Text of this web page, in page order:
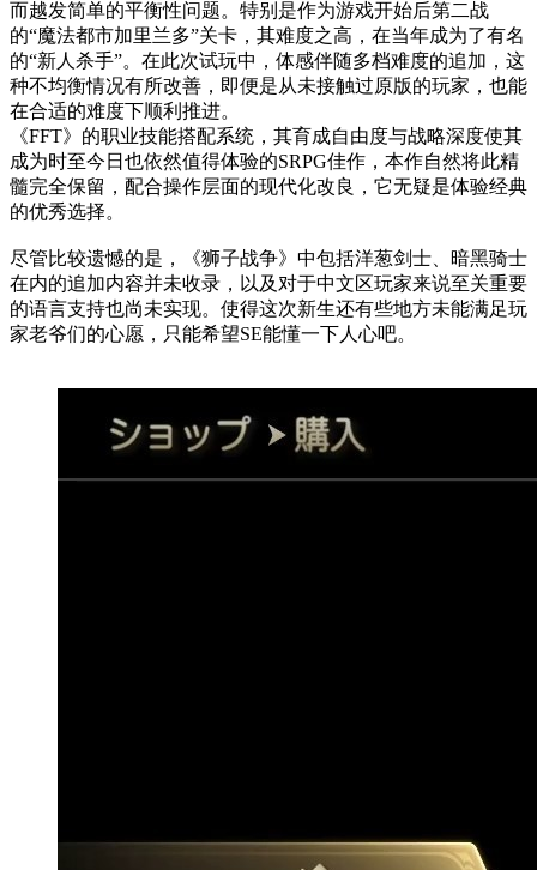
而越发简单的平衡性问题。特别是作为游戏开始后第二战
的“魔法都市加里兰多”关卡，其难度之高，在当年成为了有名
的“新人杀手”。在此次试玩中，体感伴随多档难度的追加，这
种不均衡情况有所改善，即便是从未接触过原版的玩家，也能
在合适的难度下顺利推进。
《FFT》的职业技能搭配系统，其育成自由度与战略深度使其
成为时至今日也依然值得体验的SRPG佳作，本作自然将此精
髓完全保留，配合操作层面的现代化改良，它无疑是体验经典
的优秀选择。
尽管比较遗憾的是，《狮子战争》中包括洋葱剑士、暗黑骑士
在内的追加内容并未收录，以及对于中文区玩家来说至关重要
的语言支持也尚未实现。使得这次新生还有些地方未能满足玩
家老爷们的心愿，只能希望SE能懂一下人心吧。